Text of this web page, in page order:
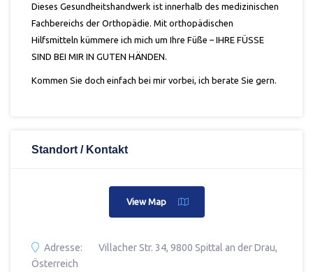
Dieses Gesundheitshandwerk ist innerhalb des medizinischen
Fachbereichs der Orthopädie. Mit orthopädischen
Hilfsmitteln kümmere ich mich um Ihre Füße – IHRE FÜSSE
SIND BEI MIR IN GUTEN HÄNDEN.
Kommen Sie doch einfach bei mir vorbei, ich berate Sie gern.
Standort / Kontakt
View Map
Adresse:
Villacher Str. 34, 9800 Spittal an der Drau,
Österreich